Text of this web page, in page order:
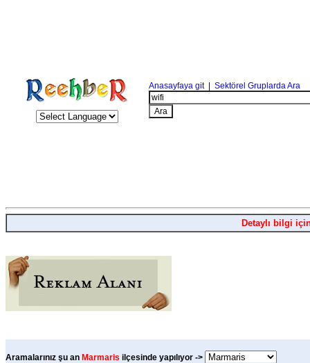
Anasayfaya git| Sektörel Gruplarda Ara
Detaylı bilgi
Aramalarınız şu an Marmaris ilçesinde yapılıyor ->